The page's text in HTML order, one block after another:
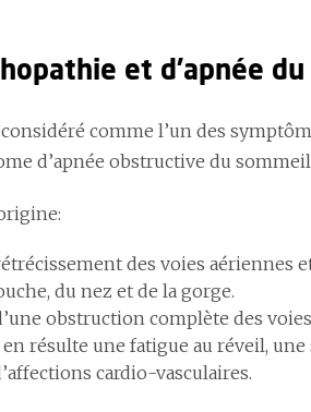
et d'apnée du
comme l’un des
d’apnée obstructive du sommeil
des voies aériennes
du nez et de la gorge.
obstruction complète des
résulte une fatigue au réveil,
cardio-vasculaires.